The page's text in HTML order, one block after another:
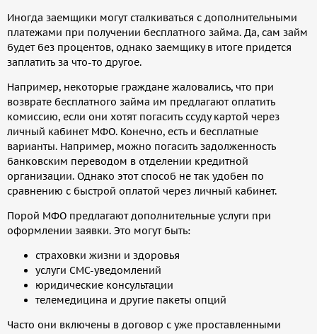
Иногда заемщики могут сталкиваться с дополнительными
платежами при получении бесплатного займа. Да, сам займ
будет без процентов, однако заемщику в итоге придется
заплатить за что-то другое.
Например, некоторые граждане жаловались, что при
возврате бесплатного займа им предлагают оплатить
комиссию, если они хотят погасить ссуду картой через
личный кабинет МФО. Конечно, есть и бесплатные
варианты. Например, можно погасить задолженность
банковским переводом в отделении кредитной
организации. Однако этот способ не так удобен по
сравнению с быстрой оплатой через личный кабинет.
Порой МФО предлагают дополнительные услуги при
оформлении заявки. Это могут быть:
страховки жизни и здоровья
услуги СМС-уведомлений
юридические консультации
телемедицина и другие пакеты опций
Часто они включены в договор с уже проставленными